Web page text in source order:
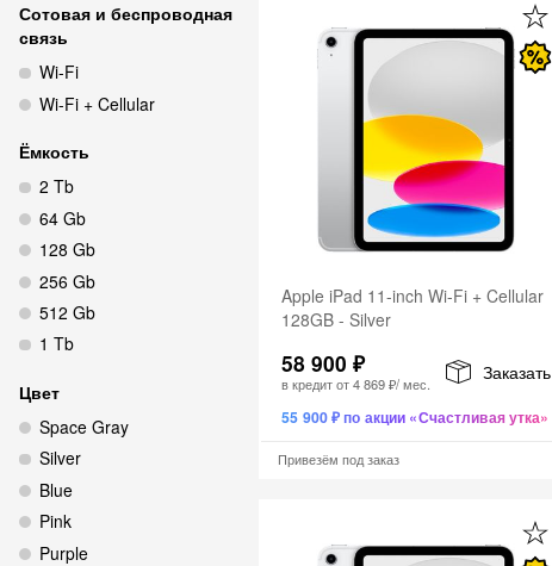
Сотовая и беспроводная
связь
Wi‑Fi
Wi‑Fi + Cellular
Ёмкость
2 Tb
64 Gb
128 Gb
256 Gb
512 Gb
1 Tb
Цвет
Space Gray
Silver
Blue
Pink
Purple
Apple iPad 11-inch Wi-Fi + Cellular
128GB - Silver
58 900 ₽
в кредит от4 869 ₽/ мес.
Заказать
55 900 ₽ по акции «Счастливая утка»
Привезём под заказ